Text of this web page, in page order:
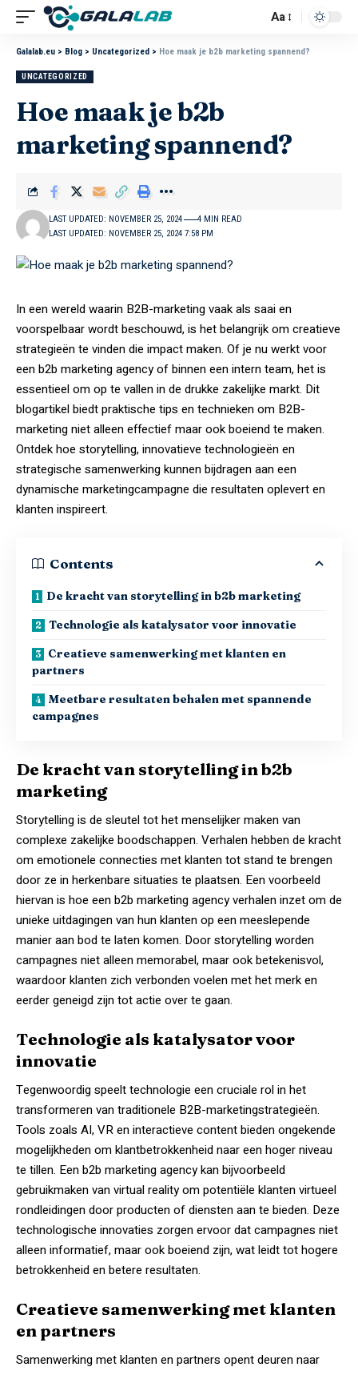
Aa
Galalab.eu > Blog > Uncategorized > Hoe maak je b2b marketing spannend?
UNCATEGORIZED
Hoe maak je b2b
marketing spannend?
LAST UPDATED: NOVEMBER 25, 2024 7:58 PM
LAST UPDATED: NOVEMBER 25, 2024 4 MIN READ
In een wereld waarin B2B-marketing vaak als saai en
voorspelbaar wordt beschouwd, is het belangrijk om creatieve
strategieën te vinden die impact maken. Of je nu werkt voor
eenb2b marketing agencyof binnen een intern team, het is
essentieel om op te vallen in de drukke zakelijke markt. Dit
blogartikel biedt praktische tips en technieken om B2B-
marketing niet alleen effectief maar ook boeiend te maken.
Ontdek hoe storytelling, innovatieve technologieën en
strategische samenwerking kunnen bijdragen aan een
dynamische marketingcampagne die resultaten oplevert en
klanten inspireert.
Contents
De kracht van storytelling in b2b marketing
Technologie als katalysator voor innovatie
Creatieve samenwerking met klanten en
partners
Meetbare resultaten behalen met spannende
campagnes
De kracht van storytelling in b2b
marketing
Storytelling is de sleutel tot het menselijker maken van
complexe zakelijke boodschappen. Verhalen hebben de kracht
om emotionele connecties met klanten tot stand te brengen
door ze in herkenbare situaties te plaatsen. Een voorbeeld
hiervan is hoe eenb2b marketing agencyverhalen inzet om de
unieke uitdagingen van hun klanten op een meeslepende
manier aan bod te laten komen. Door storytelling worden
campagnes niet alleen memorabel, maar ook betekenisvol,
waardoor klanten zich verbonden voelen met het merk en
eerder geneigd zijn tot actie over te gaan.
Technologie als katalysator voor
innovatie
Tegenwoordig speelt technologie een cruciale rol in het
transformeren van traditionele B2B-marketingstrategieën.
Tools zoals AI, VR en interactieve content bieden ongekende
mogelijkheden om klantbetrokkenheid naar een hoger niveau
te tillen. Een b2b marketing agency kan bijvoorbeeld
gebruikmaken van virtual reality om potentiële klanten virtueel
rondleidingen door producten of diensten aan te bieden. Deze
technologische innovaties zorgen ervoor dat campagnes niet
alleen informatief, maar ook boeiend zijn, wat leidt tot hogere
betrokkenheid en betere resultaten.
Creatieve samenwerking met klanten
en partners
Samenwerking met klanten en partners opent deuren naar